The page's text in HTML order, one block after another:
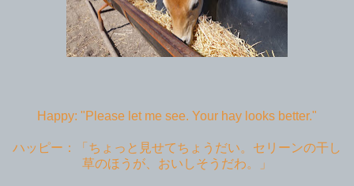
Happy: "Please let me see. Your hay looks better."
ハッピー：「ちょっと見せてちょうだい。セリーンの干し
草のほうが、おいしそうだわ。」